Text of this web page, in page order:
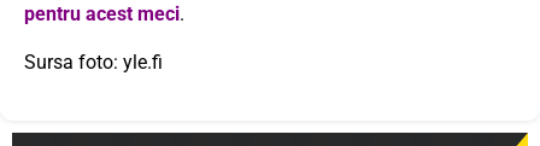
pentru acest meci.
Sursa foto: yle.fi